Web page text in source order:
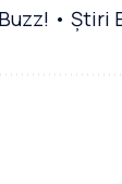
• Știri